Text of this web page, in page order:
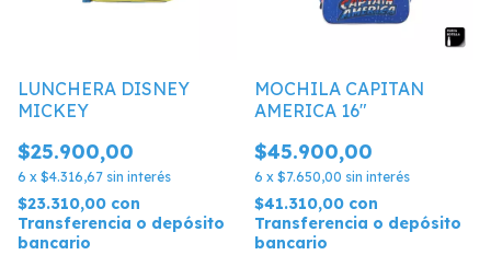
LUNCHERA DISNEY
MICKEY
$25.900,00
6 x $4.316,67 sin interés
$23.310,00 con
Transferencia o depósito
bancario
MOCHILA CAPITAN
AMERICA 16"
$45.900,00
6 x $7.650,00 sin interés
$41.310,00 con
Transferencia o depósito
bancario